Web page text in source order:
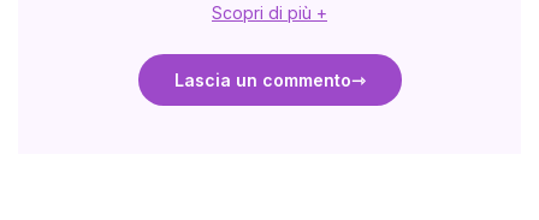
Scopri di più +
Lascia un commento